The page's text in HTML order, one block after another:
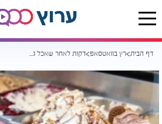
דף הבית רץ בוואטסאפ דקות לאחר שאכל גלידה עם חבריו, הנער הזה מת